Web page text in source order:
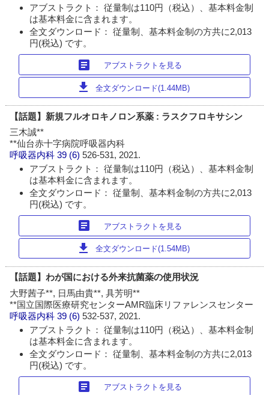
アブストラクト： 従量制は110円（税込）、基本料金制
は基本料金に含まれます。
全文ダウンロード： 従量制、基本料金制の方共に2,013
円(税込) です。
article アブストラクトを見る
download 全文ダウンロード(1.44MB)
【話題】新規フルオロキノロン系薬 : ラスクフロキサシン
三木誠**
**仙台赤十字病院呼吸器内科
呼吸器内科 39 (6)526-531, 2021.
アブストラクト： 従量制は110円（税込）、基本料金制
は基本料金に含まれます。
全文ダウンロード： 従量制、基本料金制の方共に2,013
円(税込) です。
article アブストラクトを見る
download 全文ダウンロード(1.54MB)
【話題】わが国における外来抗菌薬の使用状況
大野茜子**, 日馬由貴**, 具芳明**
**国立国際医療研究センターAMR臨床リファレンスセンター
呼吸器内科 39 (6)532-537, 2021.
アブストラクト： 従量制は110円（税込）、基本料金制
は基本料金に含まれます。
全文ダウンロード： 従量制、基本料金制の方共に2,013
円(税込) です。
article アブストラクトを見る